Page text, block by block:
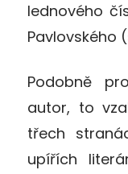
lednového
Pavlovského
Podobně
autor, to
třech
upířích